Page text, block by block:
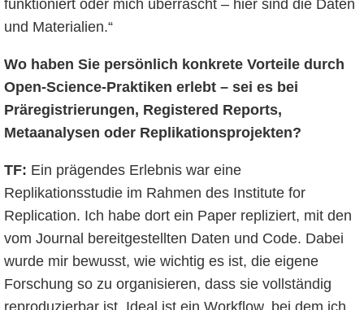
funktioniert oder mich überrascht – hier sind die Daten
und Materialien.“
Wo haben Sie persönlich konkrete Vorteile durch
Open-Science-Praktiken erlebt – sei es bei
Präregistrierungen, Registered Reports,
Metaanalysen oder Replikationsprojekten?
TF: Ein prägendes Erlebnis war eine
Replikationsstudie im Rahmen des Institute for
Replication. Ich habe dort ein Paper repliziert, mit den
vom Journal bereitgestellten Daten und Code. Dabei
wurde mir bewusst, wie wichtig es ist, die eigene
Forschung so zu organisieren, dass sie vollständig
reproduzierbar ist. Ideal ist ein Workflow, bei dem ich